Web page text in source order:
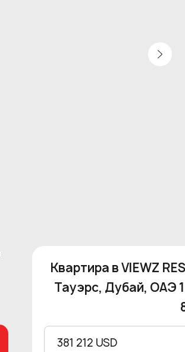
Квартира в VIEWZ
Тауэрс, Дубай, ОАЭ
381 212 USD